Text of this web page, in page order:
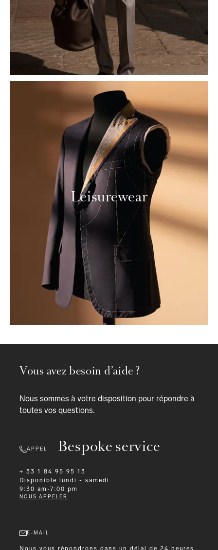
Leisurewear
Bespoke service
Vous avez besoin d’aide ?
Nous sommes à votre disposition pour répondre à
toutes vos questions.
APPEL
+ 33 1 84 95 95 13
Disponible
lundi - samedi
9:30 am-7:00 pm
NOUS APPELER
E-MAIL
Nous vous répondrons dans un délai de 24 heures